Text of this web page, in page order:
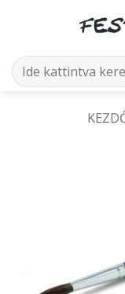
Keresés
a